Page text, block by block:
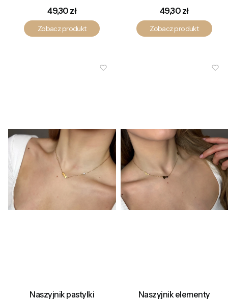
Cena
49,30 zł
Zobacz produkt
Cena
49,30 zł
Zobacz produkt
Naszyjnik pastylki Naszyjnik elementy